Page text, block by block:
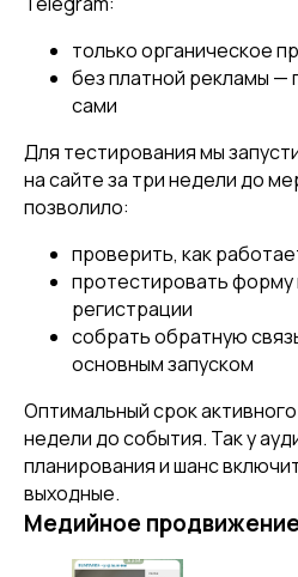
только органическое
без платной рекламы —
сами
Для тестирования мы
на сайте за три недели до
позволило:
проверить, как
протестировать форму
регистрации
собрать обратную
основным запуском
Оптимальный срок
недели до события. Так у
планирования и шанс
выходные.
Медийное продвижение
Контакты
Мы в
ООО «ТОМАТ»
ОГРН 1166313054225
ИНН 6317110966